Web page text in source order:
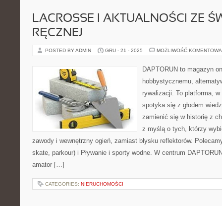
LACROSSE I AKTUALNOŚCI ZE
RĘCZNEJ
POSTED BY ADMIN GRU - 21 - 2025 MOŻLIWOŚĆ
DAPTORUN to magazyn
hobbystycznemu,
rywalizacji. To platforma,
spotyka się z głodem
zamienić się w historię z
z myślą o tych, którzy
zawody i wewnętrzny ogień, zamiast błysku reflektorów.
skate, parkour) i Pływanie i sporty wodne. W centrum
amator […]
CATEGORIES: NIERUCHOMOŚCI